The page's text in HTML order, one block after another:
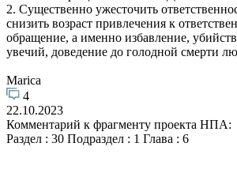
2. Существенно ужесточить
снизить возраст привлечения к
обращение, а именно избавление,
увечий, доведение до голодной смерти
Marica
4
22.10.2023
Комментарий к фрагменту проекта НПА:
Раздел : 30 Подраздел : 1 Глава : 6